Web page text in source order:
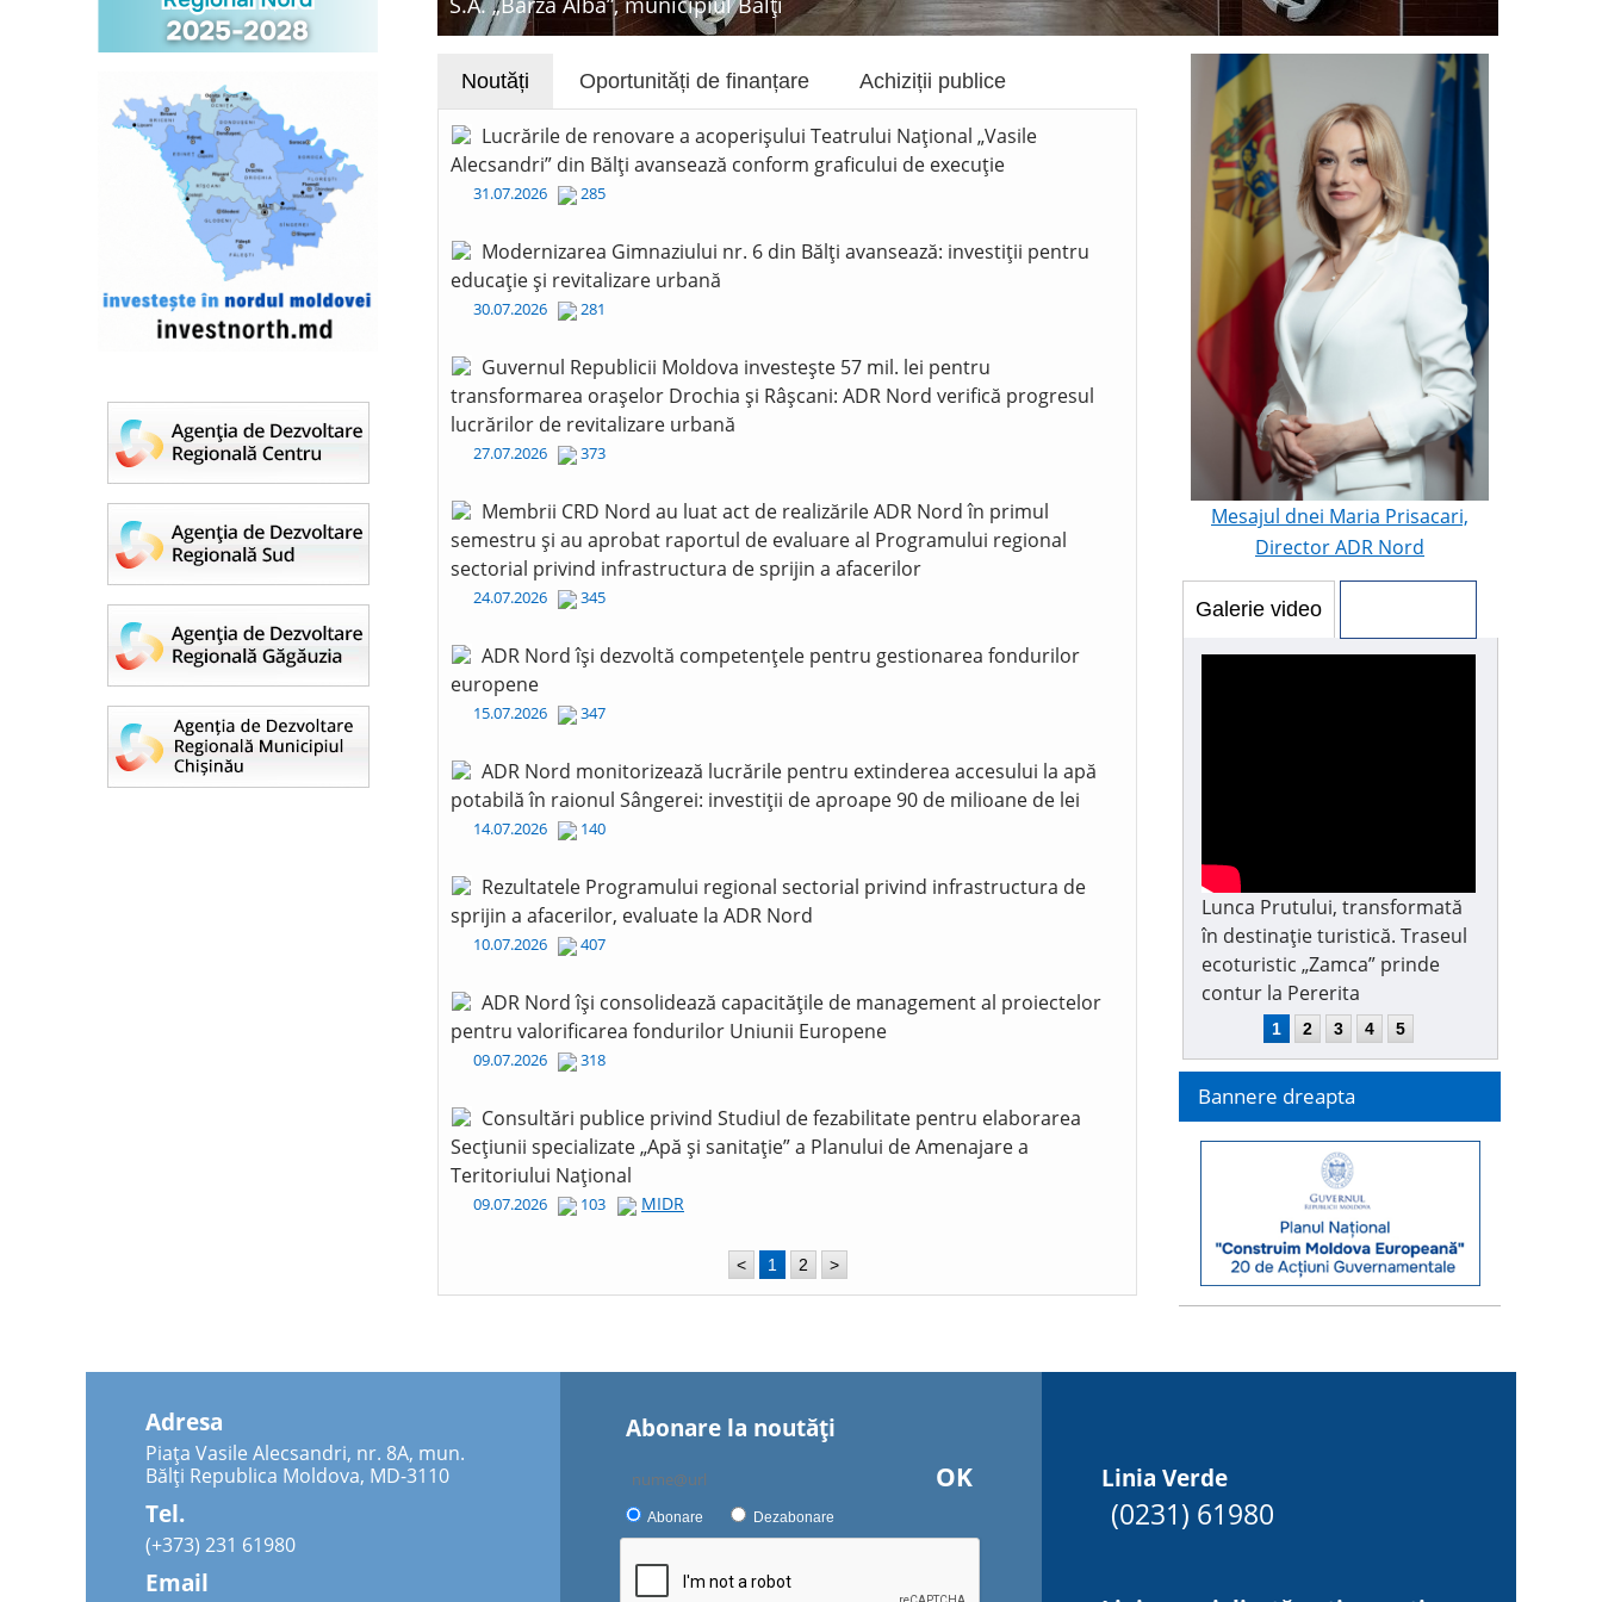
Noutăți Oportunități de finanțare Achiziții publice
Lucrările de renovare a acoperișului Teatrului Național „Vasile
Alecsandri” din Bălți avansează conform graficului de execuție
31.07.2026 285
Modernizarea Gimnaziului nr. 6 din Bălți avansează: investiții pentru
educație și revitalizare urbană
30.07.2026 281
Guvernul Republicii Moldova investește 57 mil. lei pentru
transformarea orașelor Drochia și Râșcani: ADR Nord verifică progresul
lucrărilor de revitalizare urbană
27.07.2026 373
Membrii CRD Nord au luat act de realizările ADR Nord în primul
semestru și au aprobat raportul de evaluare al Programului regional
sectorial privind infrastructura de sprijin a afacerilor
24.07.2026 345
ADR Nord își dezvoltă competențele pentru gestionarea fondurilor
europene
15.07.2026 347
ADR Nord monitorizează lucrările pentru extinderea accesului la apă
potabilă în raionul Sângerei: investiții de aproape 90 de milioane de lei
14.07.2026 140
Rezultatele Programului regional sectorial privind infrastructura de
sprijin a afacerilor, evaluate la ADR Nord
10.07.2026 407
ADR Nord își consolidează capacitățile de management al proiectelor
pentru valorificarea fondurilor Uniunii Europene
09.07.2026 318
Consultări publice privind Studiul de fezabilitate pentru elaborarea
Secțiunii specializate „Apă și sanitație” a Planului de Amenajare a
Teritoriului Național
09.07.2026 103 MIDR
< 1 2 >
Mesajul dnei Maria Prisacari,
Director ADR Nord
Galerie video
Lunca Prutului, transformată
în destinație turistică. Traseul
ecoturistic „Zamca” prinde
contur la Pererita
1 2 3 4 5
Bannere dreapta
Adresa
Piața Vasile Alecsandri, nr. 8A, mun.
Bălți Republica Moldova, MD-3110
Tel.
(+373) 231 61980
Email
Abonare la noutăţi
OK
Abonare Dezabonare
Linia Verde
(0231) 61980